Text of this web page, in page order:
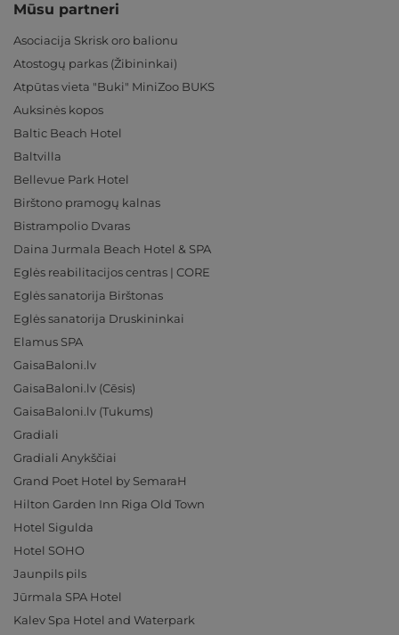
Mūsu partneri
Asociacija Skrisk oro balionu
Atostogų parkas (Žibininkai)
Atpūtas vieta "Buki" MiniZoo BUKS
Auksinės kopos
Baltic Beach Hotel
Baltvilla
Bellevue Park Hotel
Birštono pramogų kalnas
Bistrampolio Dvaras
Daina Jurmala Beach Hotel & SPA
Eglės reabilitacijos centras | CORE
Eglės sanatorija Birštonas
Eglės sanatorija Druskininkai
Elamus SPA
GaisaBaloni.lv
GaisaBaloni.lv (Cēsis)
GaisaBaloni.lv (Tukums)
Gradiali
Gradiali Anykščiai
Grand Poet Hotel by SemaraH
Hilton Garden Inn Riga Old Town
Hotel Sigulda
Hotel SOHO
Jaunpils pils
Jūrmala SPA Hotel
Kalev Spa Hotel and Waterpark